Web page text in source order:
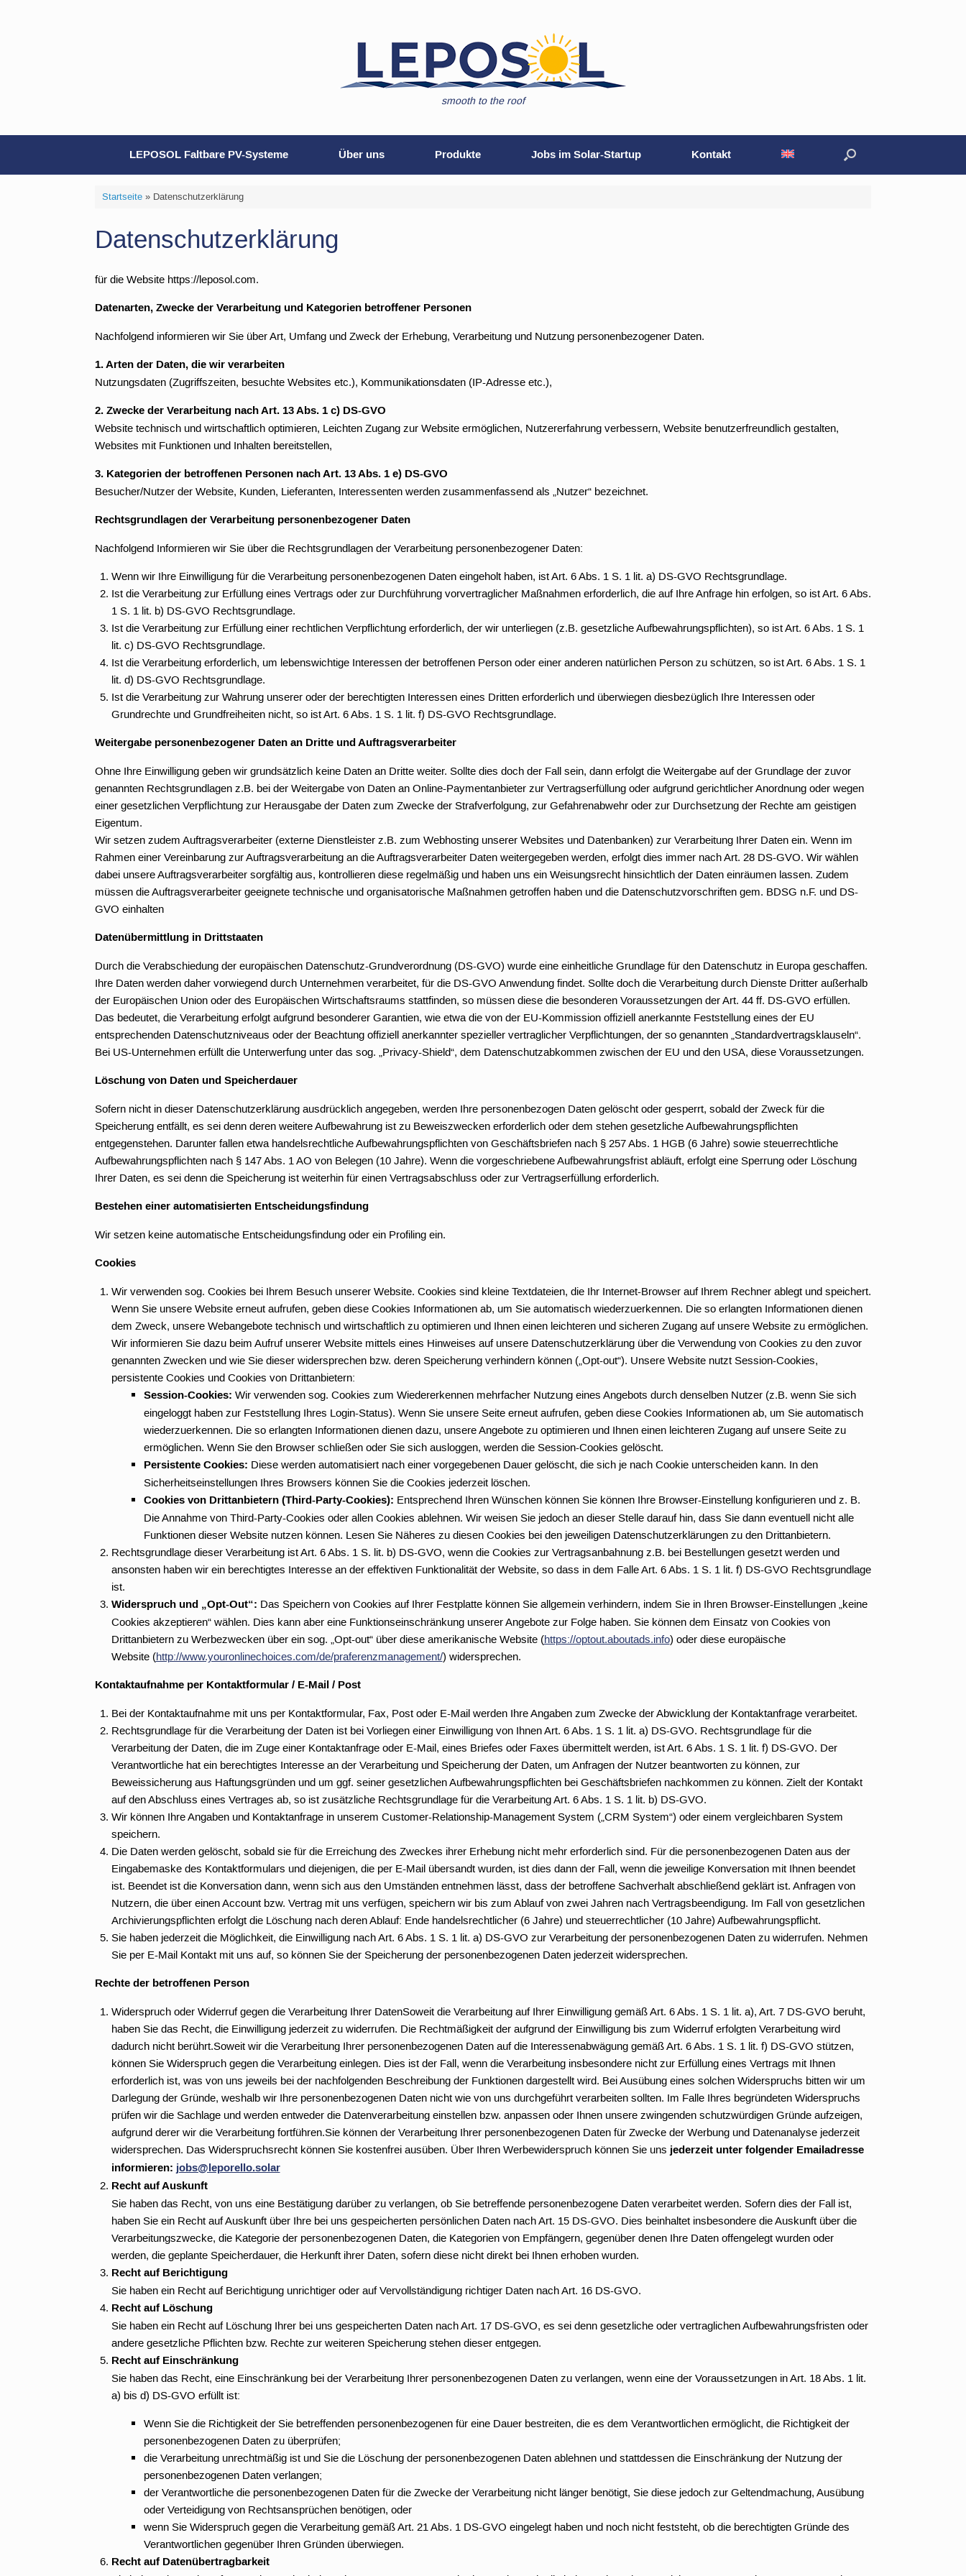
smooth to the roof
LEPOSOL Faltbare PV-Systeme Über uns Produkte Jobs im Solar-Startup Kontakt
Startseite» Datenschutzerklärung
Datenschutzerklärung
für die Website https://leposol.com.
Datenarten, Zwecke der Verarbeitung und Kategorien betroffener Personen
Nachfolgend informieren wir Sie über Art, Umfang und Zweck der Erhebung, Verarbeitung und Nutzung personenbezogener Daten.
1. Arten der Daten, die wir verarbeiten
Nutzungsdaten (Zugriffszeiten, besuchte Websites etc.), Kommunikationsdaten (IP-Adresse etc.),
2. Zwecke der Verarbeitung nach Art. 13 Abs. 1 c) DS-GVO
Website technisch und wirtschaftlich optimieren, Leichten Zugang zur Website ermöglichen, Nutzererfahrung verbessern, Website benutzerfreundlich gestalten,
Websites mit Funktionen und Inhalten bereitstellen,
3. Kategorien der betroffenen Personen nach Art. 13 Abs. 1 e) DS-GVO
Besucher/Nutzer der Website, Kunden, Lieferanten, Interessenten werden zusammenfassend als „Nutzer“ bezeichnet.
Rechtsgrundlagen der Verarbeitung personenbezogener Daten
Nachfolgend Informieren wir Sie über die Rechtsgrundlagen der Verarbeitung personenbezogener Daten:
Wenn wir Ihre Einwilligung für die Verarbeitung personenbezogenen Daten eingeholt haben, ist Art. 6 Abs. 1 S. 1 lit. a) DS-GVO Rechtsgrundlage.
Ist die Verarbeitung zur Erfüllung eines Vertrags oder zur Durchführung vorvertraglicher Maßnahmen erforderlich, die auf Ihre Anfrage hin erfolgen, so ist Art. 6 Abs.
1 S. 1 lit. b) DS-GVO Rechtsgrundlage.
Ist die Verarbeitung zur Erfüllung einer rechtlichen Verpflichtung erforderlich, der wir unterliegen (z.B. gesetzliche Aufbewahrungspflichten), so ist Art. 6 Abs. 1 S. 1
lit. c) DS-GVO Rechtsgrundlage.
Ist die Verarbeitung erforderlich, um lebenswichtige Interessen der betroffenen Person oder einer anderen natürlichen Person zu schützen, so ist Art. 6 Abs. 1 S. 1
lit. d) DS-GVO Rechtsgrundlage.
Ist die Verarbeitung zur Wahrung unserer oder der berechtigten Interessen eines Dritten erforderlich und überwiegen diesbezüglich Ihre Interessen oder
Grundrechte und Grundfreiheiten nicht, so ist Art. 6 Abs. 1 S. 1 lit. f) DS-GVO Rechtsgrundlage.
Weitergabe personenbezogener Daten an Dritte und Auftragsverarbeiter
Ohne Ihre Einwilligung geben wir grundsätzlich keine Daten an Dritte weiter. Sollte dies doch der Fall sein, dann erfolgt die Weitergabe auf der Grundlage der zuvor
genannten Rechtsgrundlagen z.B. bei der Weitergabe von Daten an Online-Paymentanbieter zur Vertragserfüllung oder aufgrund gerichtlicher Anordnung oder wegen
einer gesetzlichen Verpflichtung zur Herausgabe der Daten zum Zwecke der Strafverfolgung, zur Gefahrenabwehr oder zur Durchsetzung der Rechte am geistigen
Eigentum.
Wir setzen zudem Auftragsverarbeiter (externe Dienstleister z.B. zum Webhosting unserer Websites und Datenbanken) zur Verarbeitung Ihrer Daten ein. Wenn im
Rahmen einer Vereinbarung zur Auftragsverarbeitung an die Auftragsverarbeiter Daten weitergegeben werden, erfolgt dies immer nach Art. 28 DS-GVO. Wir wählen
dabei unsere Auftragsverarbeiter sorgfältig aus, kontrollieren diese regelmäßig und haben uns ein Weisungsrecht hinsichtlich der Daten einräumen lassen. Zudem
müssen die Auftragsverarbeiter geeignete technische und organisatorische Maßnahmen getroffen haben und die Datenschutzvorschriften gem. BDSG n.F. und DS-
GVO einhalten
Datenübermittlung in Drittstaaten
Durch die Verabschiedung der europäischen Datenschutz-Grundverordnung (DS-GVO) wurde eine einheitliche Grundlage für den Datenschutz in Europa geschaffen.
Ihre Daten werden daher vorwiegend durch Unternehmen verarbeitet, für die DS-GVO Anwendung findet. Sollte doch die Verarbeitung durch Dienste Dritter außerhalb
der Europäischen Union oder des Europäischen Wirtschaftsraums stattfinden, so müssen diese die besonderen Voraussetzungen der Art. 44 ff. DS-GVO erfüllen.
Das bedeutet, die Verarbeitung erfolgt aufgrund besonderer Garantien, wie etwa die von der EU-Kommission offiziell anerkannte Feststellung eines der EU
entsprechenden Datenschutzniveaus oder der Beachtung offiziell anerkannter spezieller vertraglicher Verpflichtungen, der so genannten „Standardvertragsklauseln“.
Bei US-Unternehmen erfüllt die Unterwerfung unter das sog. „Privacy-Shield“, dem Datenschutzabkommen zwischen der EU und den USA, diese Voraussetzungen.
Löschung von Daten und Speicherdauer
Sofern nicht in dieser Datenschutzerklärung ausdrücklich angegeben, werden Ihre personenbezogen Daten gelöscht oder gesperrt, sobald der Zweck für die
Speicherung entfällt, es sei denn deren weitere Aufbewahrung ist zu Beweiszwecken erforderlich oder dem stehen gesetzliche Aufbewahrungspflichten
entgegenstehen. Darunter fallen etwa handelsrechtliche Aufbewahrungspflichten von Geschäftsbriefen nach § 257 Abs. 1 HGB (6 Jahre) sowie steuerrechtliche
Aufbewahrungspflichten nach § 147 Abs. 1 AO von Belegen (10 Jahre). Wenn die vorgeschriebene Aufbewahrungsfrist abläuft, erfolgt eine Sperrung oder Löschung
Ihrer Daten, es sei denn die Speicherung ist weiterhin für einen Vertragsabschluss oder zur Vertragserfüllung erforderlich.
Bestehen einer automatisierten Entscheidungsfindung
Wir setzen keine automatische Entscheidungsfindung oder ein Profiling ein.
Cookies
Wir verwenden sog. Cookies bei Ihrem Besuch unserer Website. Cookies sind kleine Textdateien, die Ihr Internet-Browser auf Ihrem Rechner ablegt und speichert.
Wenn Sie unsere Website erneut aufrufen, geben diese Cookies Informationen ab, um Sie automatisch wiederzuerkennen. Die so erlangten Informationen dienen
dem Zweck, unsere Webangebote technisch und wirtschaftlich zu optimieren und Ihnen einen leichteren und sicheren Zugang auf unsere Website zu ermöglichen.
Wir informieren Sie dazu beim Aufruf unserer Website mittels eines Hinweises auf unsere Datenschutzerklärung über die Verwendung von Cookies zu den zuvor
genannten Zwecken und wie Sie dieser widersprechen bzw. deren Speicherung verhindern können („Opt-out“). Unsere Website nutzt Session-Cookies,
persistente Cookies und Cookies von Drittanbietern:
Session-Cookies: Wir verwenden sog. Cookies zum Wiedererkennen mehrfacher Nutzung eines Angebots durch denselben Nutzer (z.B. wenn Sie sich
eingeloggt haben zur Feststellung Ihres Login-Status). Wenn Sie unsere Seite erneut aufrufen, geben diese Cookies Informationen ab, um Sie automatisch
wiederzuerkennen. Die so erlangten Informationen dienen dazu, unsere Angebote zu optimieren und Ihnen einen leichteren Zugang auf unsere Seite zu
ermöglichen. Wenn Sie den Browser schließen oder Sie sich ausloggen, werden die Session-Cookies gelöscht.
Persistente Cookies: Diese werden automatisiert nach einer vorgegebenen Dauer gelöscht, die sich je nach Cookie unterscheiden kann. In den
Sicherheitseinstellungen Ihres Browsers können Sie die Cookies jederzeit löschen.
Cookies von Drittanbietern (Third-Party-Cookies): Entsprechend Ihren Wünschen können Sie können Ihre Browser-Einstellung konfigurieren und z. B.
Die Annahme von Third-Party-Cookies oder allen Cookies ablehnen. Wir weisen Sie jedoch an dieser Stelle darauf hin, dass Sie dann eventuell nicht alle
Funktionen dieser Website nutzen können. Lesen Sie Näheres zu diesen Cookies bei den jeweiligen Datenschutzerklärungen zu den Drittanbietern.
Rechtsgrundlage dieser Verarbeitung ist Art. 6 Abs. 1 S. lit. b) DS-GVO, wenn die Cookies zur Vertragsanbahnung z.B. bei Bestellungen gesetzt werden und
ansonsten haben wir ein berechtigtes Interesse an der effektiven Funktionalität der Website, so dass in dem Falle Art. 6 Abs. 1 S. 1 lit. f) DS-GVO Rechtsgrundlage
ist.
Widerspruch und „Opt-Out“: Das Speichern von Cookies auf Ihrer Festplatte können Sie allgemein verhindern, indem Sie in Ihren Browser-Einstellungen „keine
Cookies akzeptieren“ wählen. Dies kann aber eine Funktionseinschränkung unserer Angebote zur Folge haben. Sie können dem Einsatz von Cookies von
Drittanbietern zu Werbezwecken über ein sog. „Opt-out“ über diese amerikanische Website (https://optout.aboutads.info) oder diese europäische
Website (http://www.youronlinechoices.com/de/praferenzmanagement/) widersprechen.
Kontaktaufnahme per Kontaktformular / E-Mail / Post
Bei der Kontaktaufnahme mit uns per Kontaktformular, Fax, Post oder E-Mail werden Ihre Angaben zum Zwecke der Abwicklung der Kontaktanfrage verarbeitet.
Rechtsgrundlage für die Verarbeitung der Daten ist bei Vorliegen einer Einwilligung von Ihnen Art. 6 Abs. 1 S. 1 lit. a) DS-GVO. Rechtsgrundlage für die
Verarbeitung der Daten, die im Zuge einer Kontaktanfrage oder E-Mail, eines Briefes oder Faxes übermittelt werden, ist Art. 6 Abs. 1 S. 1 lit. f) DS-GVO. Der
Verantwortliche hat ein berechtigtes Interesse an der Verarbeitung und Speicherung der Daten, um Anfragen der Nutzer beantworten zu können, zur
Beweissicherung aus Haftungsgründen und um ggf. seiner gesetzlichen Aufbewahrungspflichten bei Geschäftsbriefen nachkommen zu können. Zielt der Kontakt
auf den Abschluss eines Vertrages ab, so ist zusätzliche Rechtsgrundlage für die Verarbeitung Art. 6 Abs. 1 S. 1 lit. b) DS-GVO.
Wir können Ihre Angaben und Kontaktanfrage in unserem Customer-Relationship-Management System („CRM System“) oder einem vergleichbaren System
speichern.
Die Daten werden gelöscht, sobald sie für die Erreichung des Zweckes ihrer Erhebung nicht mehr erforderlich sind. Für die personenbezogenen Daten aus der
Eingabemaske des Kontaktformulars und diejenigen, die per E-Mail übersandt wurden, ist dies dann der Fall, wenn die jeweilige Konversation mit Ihnen beendet
ist. Beendet ist die Konversation dann, wenn sich aus den Umständen entnehmen lässt, dass der betroffene Sachverhalt abschließend geklärt ist. Anfragen von
Nutzern, die über einen Account bzw. Vertrag mit uns verfügen, speichern wir bis zum Ablauf von zwei Jahren nach Vertragsbeendigung. Im Fall von gesetzlichen
Archivierungspflichten erfolgt die Löschung nach deren Ablauf: Ende handelsrechtlicher (6 Jahre) und steuerrechtlicher (10 Jahre) Aufbewahrungspflicht.
Sie haben jederzeit die Möglichkeit, die Einwilligung nach Art. 6 Abs. 1 S. 1 lit. a) DS-GVO zur Verarbeitung der personenbezogenen Daten zu widerrufen. Nehmen
Sie per E-Mail Kontakt mit uns auf, so können Sie der Speicherung der personenbezogenen Daten jederzeit widersprechen.
Rechte der betroffenen Person
Widerspruch oder Widerruf gegen die Verarbeitung Ihrer DatenSoweit die Verarbeitung auf Ihrer Einwilligung gemäß Art. 6 Abs. 1 S. 1 lit. a), Art. 7 DS-GVO beruht,
haben Sie das Recht, die Einwilligung jederzeit zu widerrufen. Die Rechtmäßigkeit der aufgrund der Einwilligung bis zum Widerruf erfolgten Verarbeitung wird
dadurch nicht berührt.Soweit wir die Verarbeitung Ihrer personenbezogenen Daten auf die Interessenabwägung gemäß Art. 6 Abs. 1 S. 1 lit. f) DS-GVO stützen,
können Sie Widerspruch gegen die Verarbeitung einlegen. Dies ist der Fall, wenn die Verarbeitung insbesondere nicht zur Erfüllung eines Vertrags mit Ihnen
erforderlich ist, was von uns jeweils bei der nachfolgenden Beschreibung der Funktionen dargestellt wird. Bei Ausübung eines solchen Widerspruchs bitten wir um
Darlegung der Gründe, weshalb wir Ihre personenbezogenen Daten nicht wie von uns durchgeführt verarbeiten sollten. Im Falle Ihres begründeten Widerspruchs
prüfen wir die Sachlage und werden entweder die Datenverarbeitung einstellen bzw. anpassen oder Ihnen unsere zwingenden schutzwürdigen Gründe aufzeigen,
aufgrund derer wir die Verarbeitung fortführen.Sie können der Verarbeitung Ihrer personenbezogenen Daten für Zwecke der Werbung und Datenanalyse jederzeit
widersprechen. Das Widerspruchsrecht können Sie kostenfrei ausüben. Über Ihren Werbewiderspruch können Sie uns jederzeit unter folgender Emailadresse
informieren: jobs@leporello.solar
Recht auf Auskunft
Sie haben das Recht, von uns eine Bestätigung darüber zu verlangen, ob Sie betreffende personenbezogene Daten verarbeitet werden. Sofern dies der Fall ist,
haben Sie ein Recht auf Auskunft über Ihre bei uns gespeicherten persönlichen Daten nach Art. 15 DS-GVO. Dies beinhaltet insbesondere die Auskunft über die
Verarbeitungszwecke, die Kategorie der personenbezogenen Daten, die Kategorien von Empfängern, gegenüber denen Ihre Daten offengelegt wurden oder
werden, die geplante Speicherdauer, die Herkunft ihrer Daten, sofern diese nicht direkt bei Ihnen erhoben wurden.
Recht auf Berichtigung
Sie haben ein Recht auf Berichtigung unrichtiger oder auf Vervollständigung richtiger Daten nach Art. 16 DS-GVO.
Recht auf Löschung
Sie haben ein Recht auf Löschung Ihrer bei uns gespeicherten Daten nach Art. 17 DS-GVO, es sei denn gesetzliche oder vertraglichen Aufbewahrungsfristen oder
andere gesetzliche Pflichten bzw. Rechte zur weiteren Speicherung stehen dieser entgegen.
Recht auf Einschränkung
Sie haben das Recht, eine Einschränkung bei der Verarbeitung Ihrer personenbezogenen Daten zu verlangen, wenn eine der Voraussetzungen in Art. 18 Abs. 1 lit.
a) bis d) DS-GVO erfüllt ist:
Wenn Sie die Richtigkeit der Sie betreffenden personenbezogenen für eine Dauer bestreiten, die es dem Verantwortlichen ermöglicht, die Richtigkeit der
personenbezogenen Daten zu überprüfen;
die Verarbeitung unrechtmäßig ist und Sie die Löschung der personenbezogenen Daten ablehnen und stattdessen die Einschränkung der Nutzung der
personenbezogenen Daten verlangen;
der Verantwortliche die personenbezogenen Daten für die Zwecke der Verarbeitung nicht länger benötigt, Sie diese jedoch zur Geltendmachung, Ausübung
oder Verteidigung von Rechtsansprüchen benötigen, oder
wenn Sie Widerspruch gegen die Verarbeitung gemäß Art. 21 Abs. 1 DS-GVO eingelegt haben und noch nicht feststeht, ob die berechtigten Gründe des
Verantwortlichen gegenüber Ihren Gründen überwiegen.
Recht auf Datenübertragbarkeit